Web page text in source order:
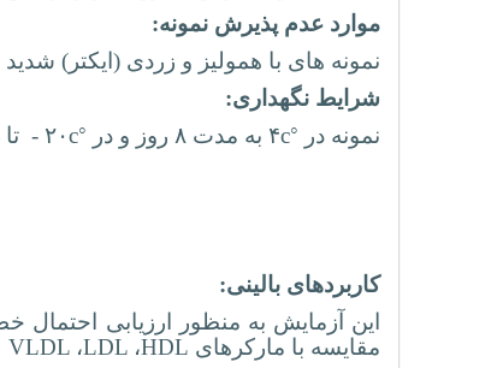
موارد عدم پذیرش نمونه:
نمونه های با همولیز و زردی (ایکتر)
شرایط نگهداری:
نمونه در ◦
c۴ به مدت ۸ روز و در ◦
c۲۰ - تا دو ماه پایدار است.
کاربردهای بالینی:
این آزمایش به منظور ارزیابی
مقایسه با مارکرهای HDL، LDL، VLDL